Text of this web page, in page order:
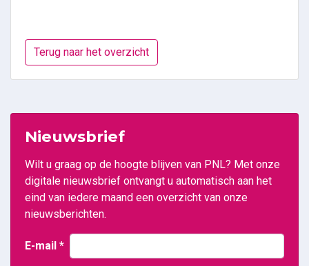
Terug naar het overzicht
Nieuwsbrief
Wilt u graag op de hoogte blijven van PNL? Met onze
digitale nieuwsbrief ontvangt u automatisch aan het
eind van iedere maand een overzicht van onze
nieuwsberichten.
E-mail *